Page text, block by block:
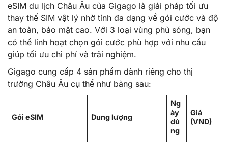
eSIM du lịch Châu Âu của Gigago là giải pháp tối ưu
thay thế SIM vật lý nhờ tính đa dạng về gói cước và độ
an toàn, bảo mật cao. Với 3 loại vùng phủ sóng, bạn
có thể linh hoạt chọn gói cước phù hợp với nhu cầu
giúp tối ưu chi phí và trải nghiệm.
Gigago cung cấp 4 sản phẩm dành riêng cho thị
trường Châu Âu cụ thể như bảng sau:
Gói eSIM Dung lượng
Ng
ày
dù
ng
Giá
(VND)